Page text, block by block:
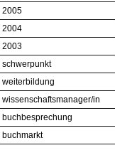
2005
2004
2003
schwerpunkt
weiterbildung
wissenschaftsmanager/in
buchbesprechung
buchmarkt